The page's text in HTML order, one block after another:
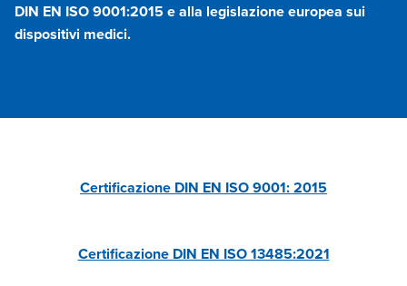
DIN EN ISO 9001:2015 e alla legislazione europea sui
dispositivi medici.
Certificazione DIN EN ISO 9001: 2015
Certificazione DIN EN ISO 13485:2021